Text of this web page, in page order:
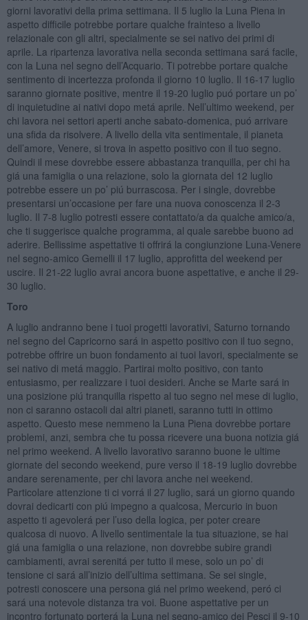
giorni lavorativi della prima settimana. Il 5 luglio la Luna Piena in
aspetto difficile potrebbe portare qualche frainteso a livello
relazionale con gli altri, specialmente se sei nativo dei primi di
aprile. La ripartenza lavorativa nella seconda settimana sará facile,
con la Luna nel segno dell’Acquario. Ti potrebbe portare qualche
sentimento di incertezza profonda il giorno 10 luglio. Il 16-17 luglio
saranno giornate positive, mentre il 19-20 luglio puó portare un po’
di inquietudine ai nativi dopo metá aprile. Nell’ultimo weekend, per
chi lavora nei settori aperti anche sabato-domenica, puó arrivare
una sfida da risolvere. A livello della vita sentimentale, il pianeta
dell’amore, Venere, si trova in aspetto positivo con il tuo segno.
Quindi il mese dovrebbe essere abbastanza tranquilla, per chi ha
giá una famiglia o una relazione, solo la giornata del 12 luglio
potrebbe essere un po’ piú burrascosa. Per i single, dovrebbe
presentarsi un’occasione per fare una nuova conoscenza il 2-3
luglio. Il 7-8 luglio potresti essere contattato/a da qualche amico/a,
che ti suggerisce qualche programma, al quale sarebbe buono ad
aderire. Bellissime aspettative ti offrirá la congiunzione Luna-Venere
nel segno-amico Gemelli il 17 luglio, approfitta del weekend per
uscire. Il 21-22 luglio avrai ancora buone aspettative, e anche il 29-
30 luglio.
Toro
A luglio andranno bene i tuoi progetti lavorativi, Saturno tornando
nel segno del Capricorno sará in aspetto positivo con il tuo segno,
potrebbe offrire un buon fondamento ai tuoi lavori, specialmente se
sei nativo di metá maggio. Partirai molto positivo, con tanto
entusiasmo, per realizzare i tuoi desideri. Anche se Marte sará in
una posizione piú tranquilla rispetto al tuo segno nel mese di luglio,
non ci saranno ostacoli dai altri pianeti, saranno tutti in ottimo
aspetto. Questo mese nemmeno la Luna Piena dovrebbe portare
problemi, anzi, sembra che tu possa ricevere una buona notizia giá
nel primo weekend. A livello lavorativo saranno buone le ultime
giornate del secondo weekend, pure verso il 18-19 luglio dovrebbe
andare serenamente, per chi lavora anche nei weekend.
Particolare attenzione ti ci vorrá il 27 luglio, sará un giorno quando
dovrai dedicarti con piú impegno a qualcosa, Mercurio in buon
aspetto ti agevolerá per l’uso della logica, per poter creare
qualcosa di nuovo. A livello sentimentale la tua situazione, se hai
giá una famiglia o una relazione, non dovrebbe subire grandi
cambiamenti, avrai serenitá per tutto il mese, solo un po’ di
tensione ci sará all’inizio dell’ultima settimana. Se sei single,
potresti conoscere una persona giá nel primo weekend, peró ci
sará una notevole distanza tra voi. Buone aspettative per un
incontro fortunato porterá la Luna nel segno-amico dei Pesci il 9-10